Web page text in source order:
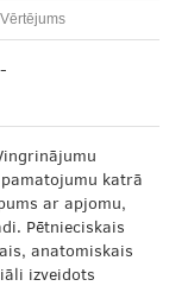
Vērtējums
-
katrā
ar apjomu,
Pētnieciskais
anatomiskais
izveidots